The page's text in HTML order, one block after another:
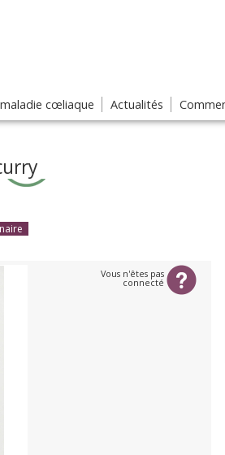
cœliaque Actualités
Vous n'êtes pas
connecté